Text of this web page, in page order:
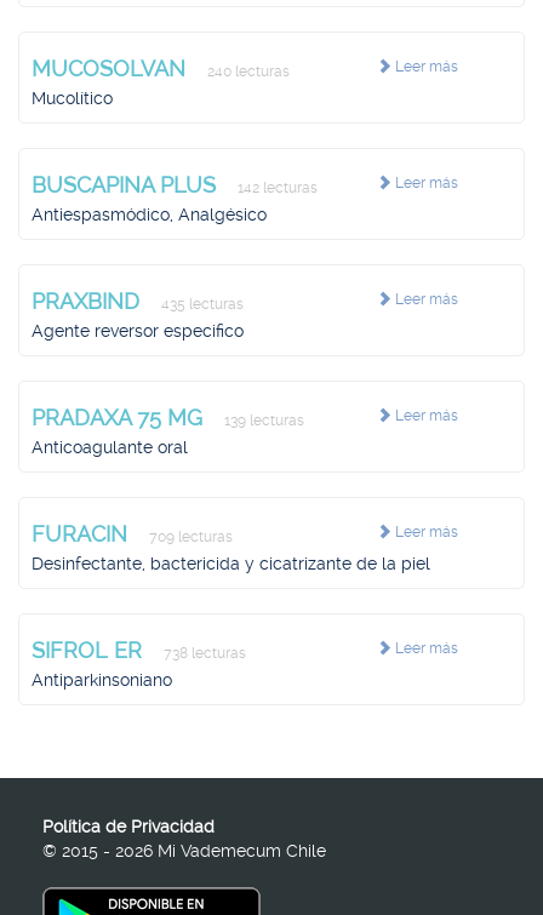
Leer más
MUCOSOLVAN 240 lecturas
Mucolítico
Leer más
BUSCAPINA PLUS 142 lecturas
Antiespasmódico, Analgésico
Leer más
PRAXBIND 435 lecturas
Agente reversor especifico
Leer más
PRADAXA 75 MG 139 lecturas
Anticoagulante oral
Leer más
FURACIN 709 lecturas
Desinfectante, bactericida y cicatrizante de la piel
Leer más
SIFROL ER 738 lecturas
Antiparkinsoniano
Política de Privacidad
© 2015 - 2026 Mi Vademecum Chile